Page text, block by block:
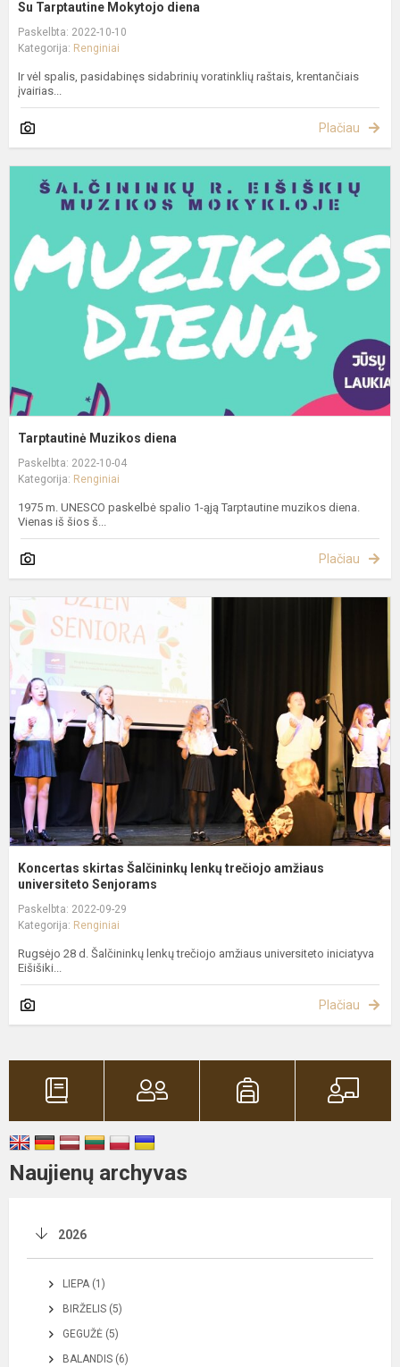
Su Tarptautine Mokytojo diena
Paskelbta: 2022-10-10
Kategorija: Renginiai
Ir vėl spalis, pasidabinęs sidabrinių voratinklių raštais, krentančiais
įvairias...
Plačiau
Tarptautinė Muzikos diena
Paskelbta: 2022-10-04
Kategorija: Renginiai
1975 m. UNESCO paskelbė spalio 1-ąją Tarptautine muzikos diena.
Vienas iš šios š...
Plačiau
Koncertas skirtas Šalčininkų lenkų trečiojo amžiaus
universiteto Senjorams
Paskelbta: 2022-09-29
Kategorija: Renginiai
Rugsėjo 28 d. Šalčininkų lenkų trečiojo amžiaus universiteto iniciatyva
Eišišiki...
Plačiau
Naujienų archyvas
2026
LIEPA (1)
BIRŽELIS (5)
GEGUŽĖ (5)
BALANDIS (6)